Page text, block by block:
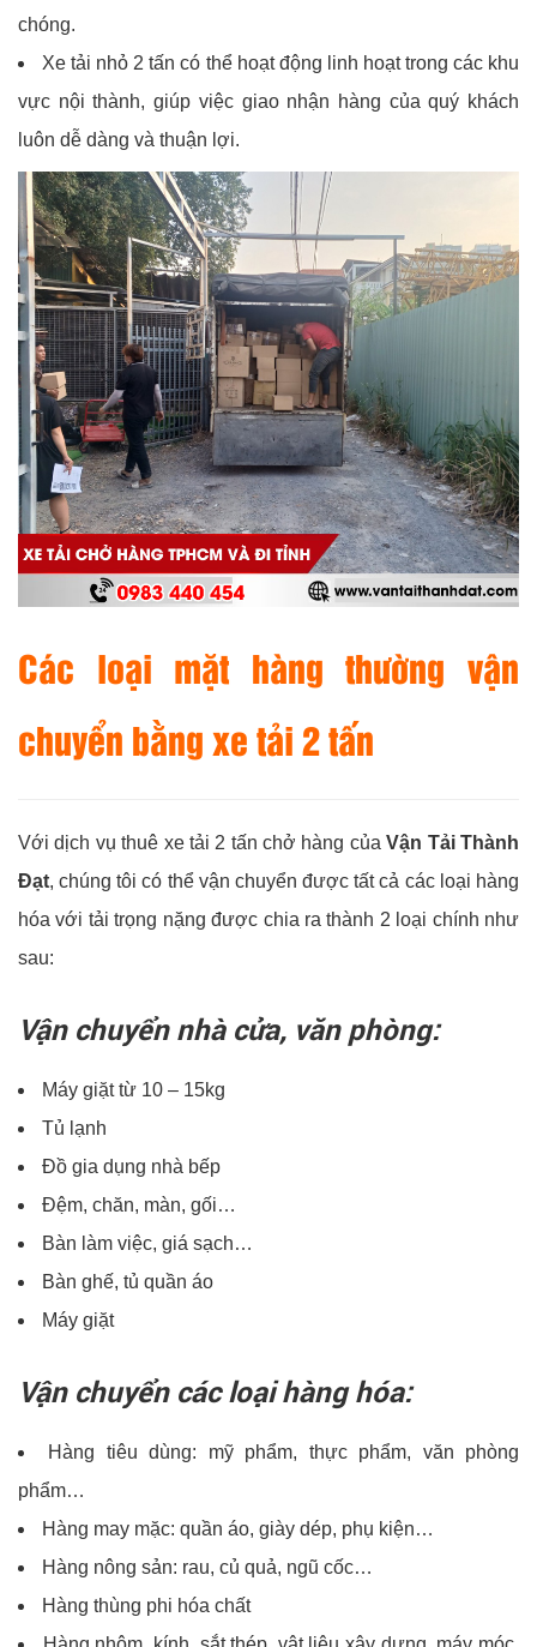
chóng.
Xe tải nhỏ 2 tấn có thể hoạt động linh hoạt trong các khu
vực nội thành, giúp việc giao nhận hàng của quý khách
luôn dễ dàng và thuận lợi.
Các loại mặt hàng thường vận
chuyển bằng xe tải 2 tấn
Với dịch vụ thuê xe tải 2 tấn chở hàng củaVận Tải Thành
Đạt, chúng tôi có thể vận chuyển được tất cả các loại hàng
hóa với tải trọng nặng được chia ra thành 2 loại chính như
sau:
Vận chuyển nhà cửa, văn phòng:
Máy giặt từ 10 – 15kg
Tủ lạnh
Đồ gia dụng nhà bếp
Đệm, chăn, màn, gối…
Bàn làm việc, giá sạch…
Bàn ghế, tủ quần áo
Máy giặt
Vận chuyển các loại hàng hóa:
Hàng tiêu dùng: mỹ phẩm, thực phẩm, văn phòng
phẩm…
Hàng may mặc: quần áo, giày dép, phụ kiện…
Hàng nông sản: rau, củ quả, ngũ cốc…
Hàng thùng phi hóa chất